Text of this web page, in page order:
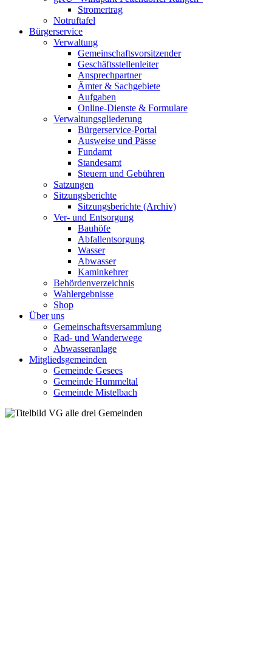
Stromertrag
Notruftafel
Bürgerservice
Verwaltung
Gemeinschaftsvorsitzender
Geschäftsstellenleiter
Ansprechpartner
Ämter & Sachgebiete
Aufgaben
Online-Dienste & Formulare
Verwaltungsgliederung
Bürgerservice-Portal
Ausweise und Pässe
Fundamt
Standesamt
Steuern und Gebühren
Satzungen
Sitzungsberichte
Sitzungsberichte (Archiv)
Ver- und Entsorgung
Bauhöfe
Abfallentsorgung
Wasser
Abwasser
Kaminkehrer
Behördenverzeichnis
Wahlergebnisse
Shop
Über uns
Gemeinschaftsversammlung
Rad- und Wanderwege
Abwasseranlage
Mitgliedsgemeinden
Gemeinde Gesees
Gemeinde Hummeltal
Gemeinde Mistelbach